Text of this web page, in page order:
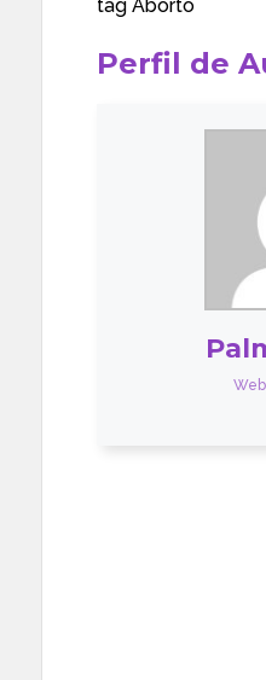
tag Aborto
Perfil de